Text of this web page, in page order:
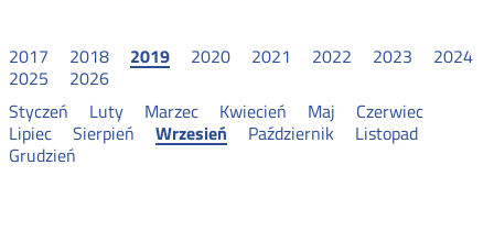
2017 2018 2019 2020 2021 2022 2023
2024
2025
2026
Styczeń
Luty Marzec Kwiecień Maj
Czerwiec
Lipiec
Sierpień Wrzesień Październik
Listopad
Grudzień